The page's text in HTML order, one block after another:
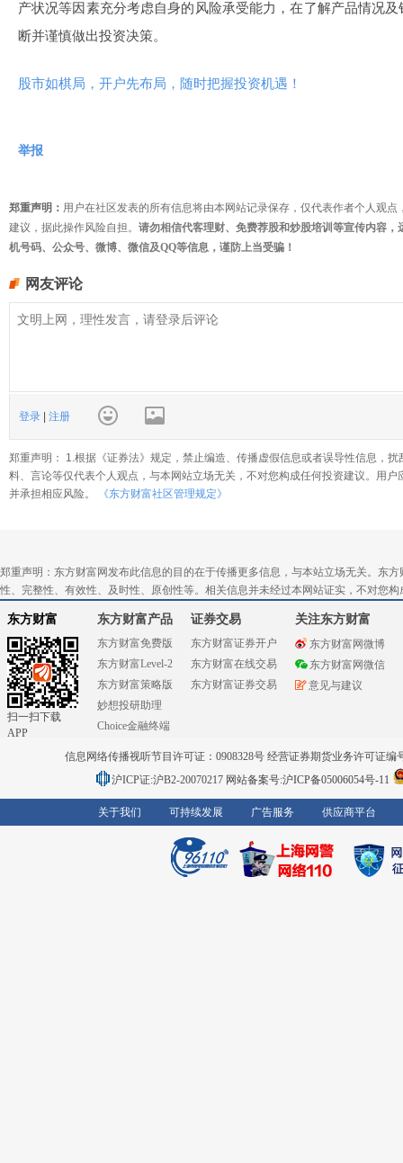
产状况等因素充分考虑自身的风险承受能力，在了解产品情况
断并谨慎做出投资决策。
股市如棋局，开户先布局，随时把握投资机遇！
举报
郑重声明： 用户在社区发表的所有信息将由本网站记录保存，仅代表作者个人观
建议，据此操作风险自担。 请勿相信代客理财、免费荐股和炒股培训等宣传内容
机号码、公众号、微博、微信及QQ等信息，谨防上当受骗！
网友评论
登录 注册
郑重声明： 1.根据《证券法》规定，禁止编造、传播虚假信息或者误导性信息，
料、言论等仅代表个人观点，与本网站立场无关，不对您构成任何投资建议。用
并承担相应风险。
《东方财富社区管理规定》
郑重声明：东方财富网发布此信息的目的在于传播更多信息，与本站立场无关。东
性、完整性、有效性、及时性、原创性等。相关信息并未经过本网站证实，不对您
东方财富
扫一扫下载
APP
东方财富产品
东方财富免费版
东方财富Level-2
东方财富策略版
妙想投研助理
Choice金融终端
证券交易
东方财富证券开户
东方财富在线交易
东方财富证券交易
关注东方财富
东方财富网微博
东方财富网微信
意见与建议
信息网络传播视听节目许可证：0908328号 经营证券期货业务许可证编
沪ICP证:沪B2-20070217 网站备案号:沪ICP备05006054号-11
关于我们 可持续发展 广告服务 供应商平台